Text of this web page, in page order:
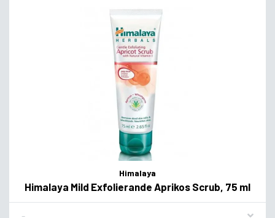
Himalaya
Himalaya Mild Exfolierande Aprikos Scrub, 75 ml